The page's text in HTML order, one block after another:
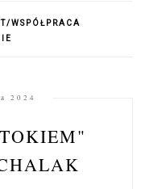
WSPÓŁPRACA
2024